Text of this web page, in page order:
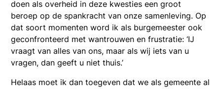
doen als overheid in deze kwesties een groot
beroep op de spankracht van onze samenleving. Op
dat soort momenten word ik als burgemeester ook
geconfronteerd met wantrouwen en frustratie: ‘IJ
vraagt van alles van ons, maar als wij iets van u
vragen, dan geeft u niet thuis.’
Helaas moet ik dan toegeven dat we als gemeente al